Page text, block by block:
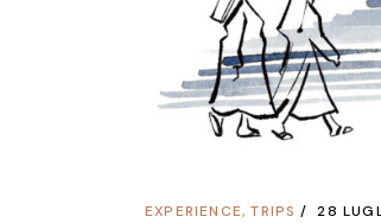
EXPERIENCE,TRIPS 28